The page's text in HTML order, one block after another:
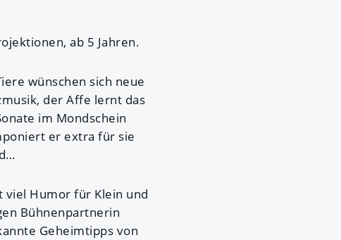
ab 5 Jahren.
wünschen sich neue
der Affe lernt das
im Mondschein
er extra für sie
viel Humor für Klein und
Bühnenpartnerin
Geheimtipps von